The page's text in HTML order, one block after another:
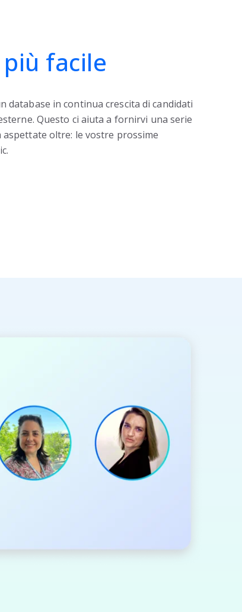
facile
database in continua crescita di candidati
Questo ci aiuta a fornirvi una serie
oltre: le vostre prossime